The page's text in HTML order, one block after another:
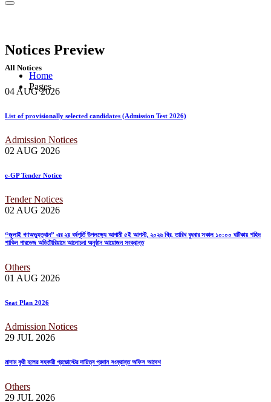
Notices Preview
Home
Pages
All Notices
04 AUG 2026
List of provisionally selected candidates (Admission Test 2026)
Admission Notices
02 AUG 2026
e-GP Tender Notice
Tender Notices
02 AUG 2026
“জুলাই গণঅভ্যুত্থান” এর ২য় বর্ষপূর্তি উপলক্ষ্যে আগামী ৫ই আগস্ট, ২০২৬ খ্রি. তারিখ বুধবার সকাল ১০:০০ ঘটিকায় শহিদ
শাকিল পারভেজ অডিটোরিয়ামে আলোচনা অনুষ্ঠান আয়োজন সংক্রান্ত
Others
01 AUG 2026
Seat Plan 2026
Admission Notices
29 JUL 2026
মাদাম কুরী হলের সহকারী প্রভোস্টের দায়িত্ব প্রদান সংক্রান্ত অফিস আদেশ
Others
29 JUL 2026